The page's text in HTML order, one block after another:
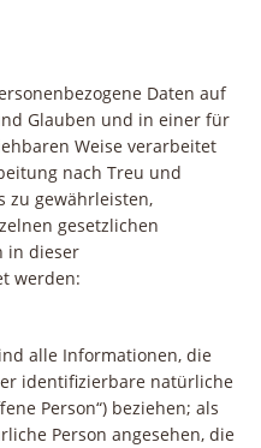
Daten auf
Glauben und in einer für
Weise verarbeitet
nach Treu und
zu gewährleisten,
gesetzlichen
in dieser
werden:
alle Informationen, die
identifizierbare natürliche
Person“) beziehen; als
Person angesehen, die